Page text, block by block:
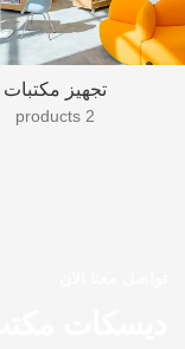
تجهيز مكتبات
2 products